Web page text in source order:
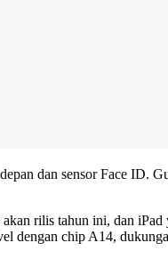
dan sensor Face ID.
rilis tahun ini, dan iPad
dengan chip A14,